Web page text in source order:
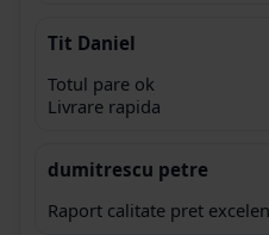
Tit Daniel
Totul pare ok
Livrare rapida
dumitrescu petre
Raport calitate pret